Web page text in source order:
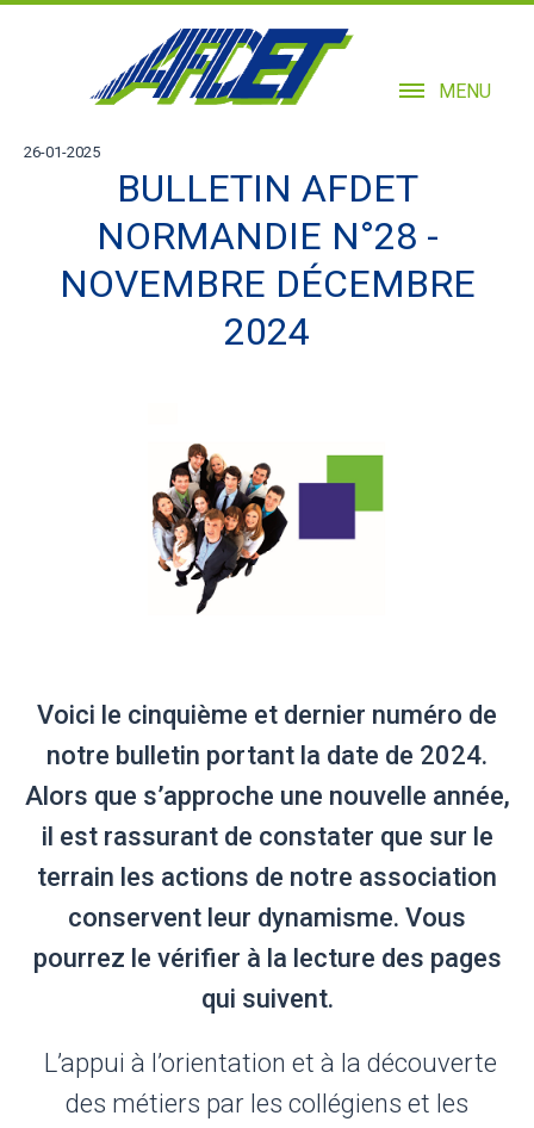
MENU
26-01-2025
BULLETIN AFDET
NORMANDIE N°28 -
NOVEMBRE DÉCEMBRE
2024
Voici le cinquième et dernier numéro de
notre bulletin portant la date de 2024.
Alors que s’approche une nouvelle année,
il est rassurant de constater que sur le
terrain les actions de notre association
conservent leur dynamisme. Vous
pourrez le vérifier à la lecture des pages
qui suivent.
L’appui à l’orientation et à la découverte
des métiers par les collégiens et les